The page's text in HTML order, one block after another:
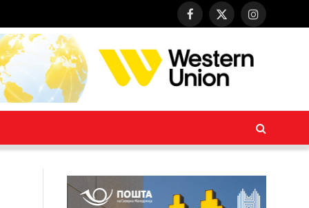
Facebook
X
Instagram